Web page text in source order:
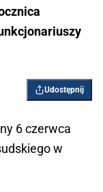
Udostępnij
6 czerwca
w